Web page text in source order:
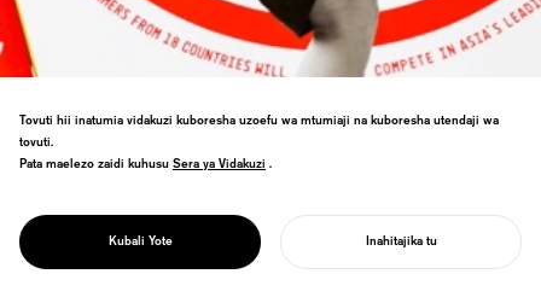
PROJECT
WORLD CUP IN
SHIZUOKA
Uongozi wa chapa kwa tamasha kubwa
zaidi la maonyesho ya mitaani Asia.
Tovuti hii inatumia vidakuzi kuboresha uzoefu wa mtumiaji na kuboresha utendaji wa
tovuti.
Pata maelezo zaidi kuhusu Sera ya Vidakuzi
Sera ya Vidakuzi .
Kubali Yote Inahitajika tu